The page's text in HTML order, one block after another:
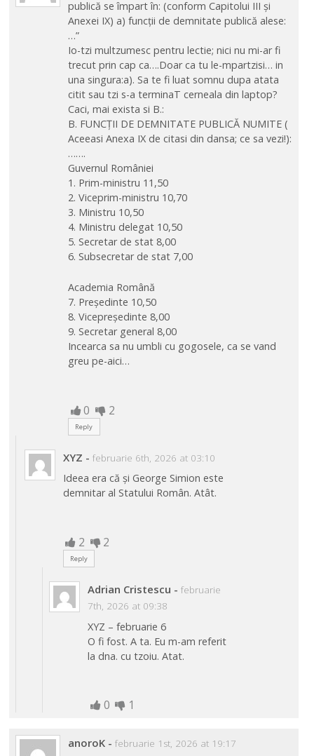
publică se împart în: (conform Capitolui III și
Anexei IX) a) funcții de demnitate publică alese:
…”
Io-tzi multzumesc pentru lectie; nici nu mi-ar fi
trecut prin cap ca….Doar ca tu le-mpartzisi… in
una singura:a). Sa te fi luat somnu dupa atata
citit sau tzi s-a terminaT cerneala din laptop?
Caci, mai exista si B.:
B. FUNCŢII DE DEMNITATE PUBLICĂ NUMITE (
Aceeasi Anexa IX de citasi din dansa; ce sa vezi!):
…….
Guvernul României
1. Prim-ministru 11,50
2. Viceprim-ministru 10,70
3. Ministru 10,50
4. Ministru delegat 10,50
5. Secretar de stat 8,00
6. Subsecretar de stat 7,00
Academia Română
7. Preşedinte 10,50
8. Vicepreşedinte 8,00
9. Secretar general 8,00
Incearca sa nu umbli cu gogosele, ca se vand
greu pe-aici…
0 2
Reply
XYZ - februarie 6th, 2026 at 03:10
Ideea era că și George Simion este
demnitar al Statului Român. Atât.
2 2
Reply
Adrian Cristescu - februarie
7th, 2026 at 09:38
XYZ – februarie 6
O fi fost. A ta. Eu m-am referit
la dna. cu tzoiu. Atat.
0 1
anoroK - februarie 1st, 2026 at 19:17